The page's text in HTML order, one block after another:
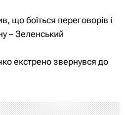
що боїться переговорів і
– Зеленський
екстрено звернувся до